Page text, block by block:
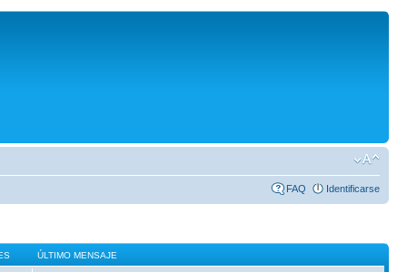
FAQ Identificarse
ÚLTIMO MENSAJE